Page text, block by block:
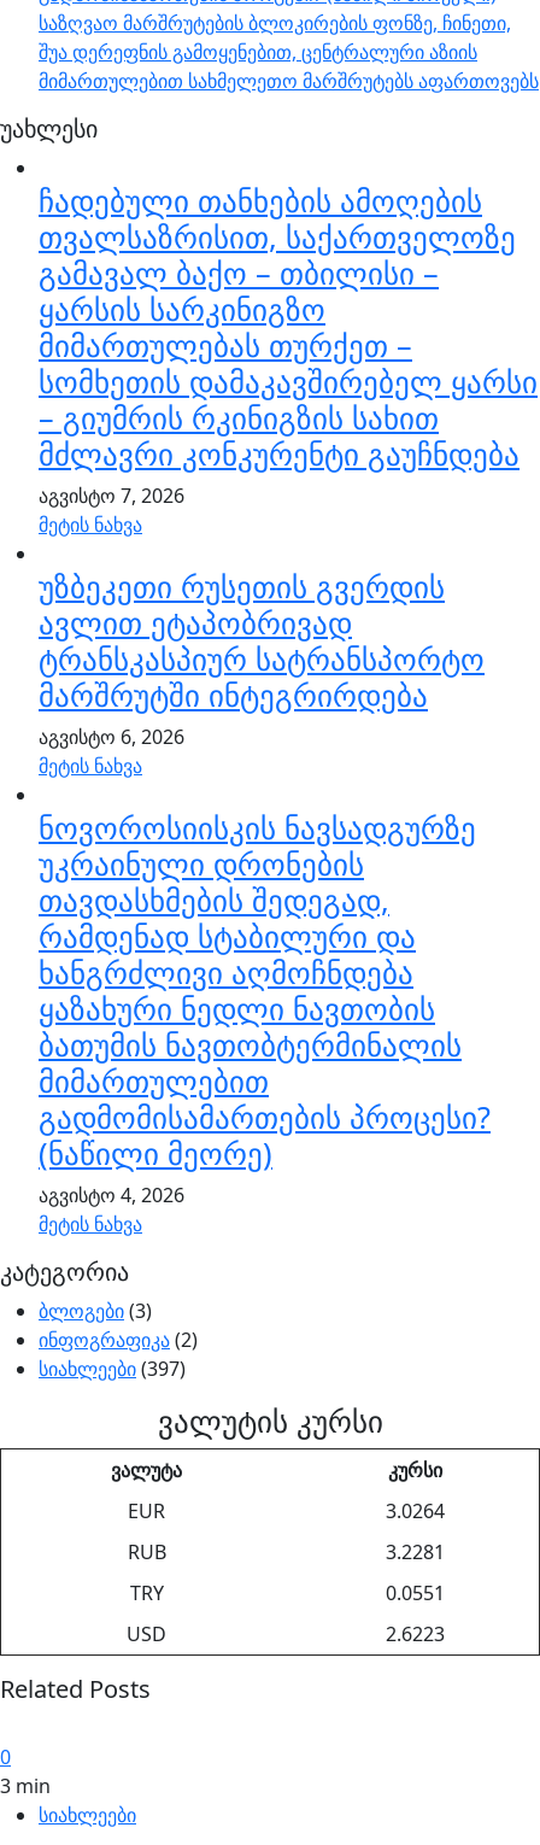
საზღვაო მარშრუტების ბლოკირების ფონზე, ჩინეთი,
შუა დერეფნის გამოყენებით, ცენტრალური აზიის
მიმართულებით სახმელეთო მარშრუტებს აფართოვებს
უახლესი
ჩადებული თანხების ამოღების
თვალსაზრისით, საქართველოზე
გამავალ ბაქო – თბილისი –
ყარსის სარკინიგზო
მიმართულებას თურქეთ –
სომხეთის დამაკავშირებელ ყარსი
– გიუმრის რკინიგზის სახით
მძლავრი კონკურენტი გაუჩნდება
აგვისტო 7, 2026
მეტის ნახვა
უზბეკეთი რუსეთის გვერდის
ავლით ეტაპობრივად
ტრანსკასპიურ სატრანსპორტო
მარშრუტში ინტეგრირდება
აგვისტო 6, 2026
მეტის ნახვა
ნოვოროსიისკის ნავსადგურზე
უკრაინული დრონების
თავდასხმების შედეგად,
რამდენად სტაბილური და
ხანგრძლივი აღმოჩნდება
ყაზახური ნედლი ნავთობის
ბათუმის ნავთობტერმინალის
მიმართულებით
გადმომისამართების პროცესი?
(ნაწილი მეორე)
აგვისტო 4, 2026
მეტის ნახვა
კატეგორია
ბლოგები(3)
ინფოგრაფიკა(2)
სიახლეები(397)
ვალუტის კურსი
ვალუტა
კურსი
EUR
3.0264
RUB
3.2281
TRY
0.0551
USD
2.6223
Related Posts
0
3 min
სიახლეები